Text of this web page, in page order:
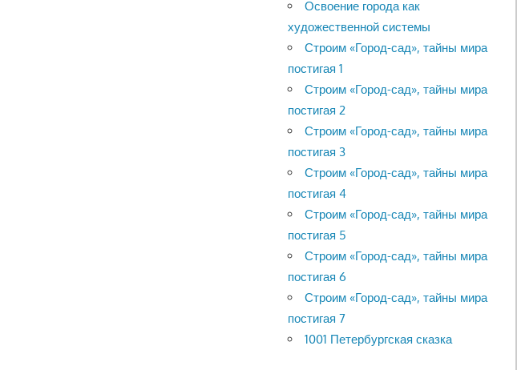
Освоение города как
художественной системы
Строим «Город-сад», тайны мира
постигая 1
Строим «Город-сад», тайны мира
постигая 2
Строим «Город-сад», тайны мира
постигая 3
Строим «Город-сад», тайны мира
постигая 4
Строим «Город-сад», тайны мира
постигая 5
Строим «Город-сад», тайны мира
постигая 6
Строим «Город-сад», тайны мира
постигая 7
1001 Петербургская сказка